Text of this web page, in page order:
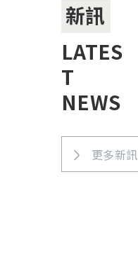
新訊
LATES
T
NEWS
更多新訊